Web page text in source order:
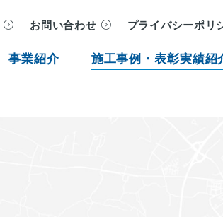
お問い合わせ プライバシーポリ
事業紹介 施工事例・表彰実績紹